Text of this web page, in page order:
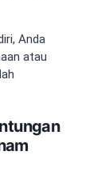
Anda
atau